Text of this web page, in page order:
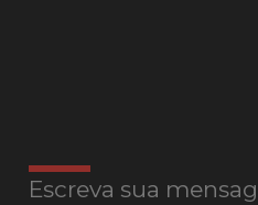
Escreva sua